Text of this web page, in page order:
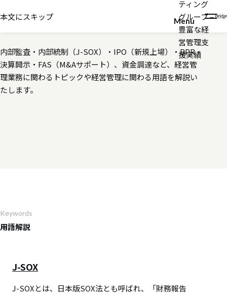
本文にスキップ
ティング
グループ –
豊富な経
営管理支
援実績
Menu
用語解説・関連コンテンツ
Glossary Of CPA
内部監査・内部統制（J-SOX）・IPO（新規上場）・BPR・
決算開示・FAS（M&Aサポート）、資金調達など、経営管
理業務に関わるトピックや経営管理に関わる用語を解説い
たします。
Keywords
用語解説
J-SOX
J-SOXとは、日本版SOX法とも呼ばれ、「財務報告